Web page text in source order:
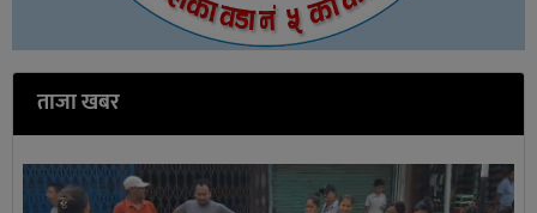
ताजा खबर